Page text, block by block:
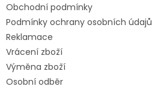
Obchodní podmínky
Podmínky ochrany osobních údajů
Reklamace
Vrácení zboží
Výměna zboží
Osobní odběr